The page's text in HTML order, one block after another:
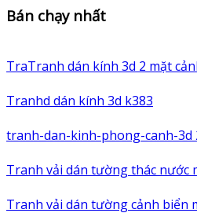
Bán chạy nhất
TraTranh dán kính 3d 2 mặt
Tranhd dán kính 3d k383
tranh-dan-kinh-phong-canh-3d
Tranh vải dán tường thác nước
Tranh vải dán tường cảnh biển